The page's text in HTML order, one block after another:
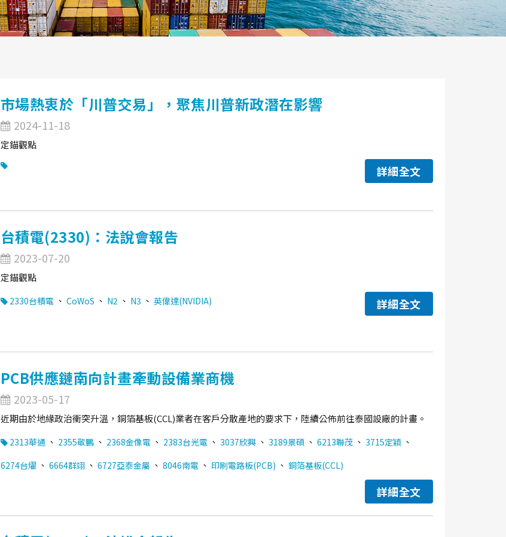
市場熱衷於「川普交易」，聚焦川普新政潛在影響
2024-11-18
定錨觀點
詳細全文
台積電(2330)：法說會報告
2023-07-20
定錨觀點
2330台積電 、 CoWoS 、 N2 、 N3 、 英偉達(NVIDIA) 詳細全文
PCB供應鏈南向計畫牽動設備業商機
2023-05-17
近期由於地緣政治衝突升溫，銅箔基板(CCL)業者在客戶分散產地的要求下，陸續公佈前往泰國設廠的計畫。
2313華通 、 2355敬鵬 、 2368金像電 、 2383台光電 、 3037欣興 、 3189景碩 、 6213聯茂 、 3715定穎 、
6274台燿 、 6664群翊 、 6727亞泰金屬 、 8046南電 、 印刷電路板(PCB) 、 銅箔基板(CCL)
詳細全文